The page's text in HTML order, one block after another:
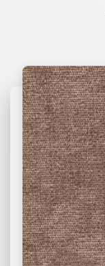
06 ЖАККАРД
03 ФЛОК